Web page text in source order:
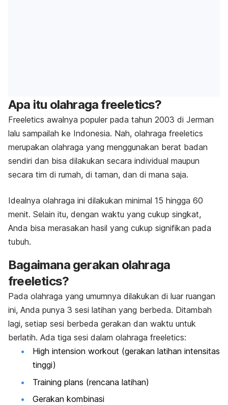
Apa itu olahraga freeletics?
Freeletics awalnya populer pada tahun 2003 di Jerman
lalu sampailah ke Indonesia. Nah, olahraga freeletics
merupakan olahraga yang menggunakan berat badan
sendiri dan bisa dilakukan secara individual maupun
secara tim di rumah, di taman, dan di mana saja.
Idealnya olahraga ini dilakukan minimal 15 hingga 60
menit. Selain itu, dengan waktu yang cukup singkat,
Anda bisa merasakan hasil yang cukup signifikan pada
tubuh.
Bagaimana gerakan olahraga
freeletics?
Pada olahraga yang umumnya dilakukan di luar ruangan
ini, Anda punya 3 sesi latihan yang berbeda. Ditambah
lagi, setiap sesi berbeda gerakan dan waktu untuk
berlatih. Ada tiga sesi dalam olahraga freeletics:
High intension workout (gerakan latihan intensitas
tinggi)
Training plans (rencana latihan)
Gerakan kombinasi